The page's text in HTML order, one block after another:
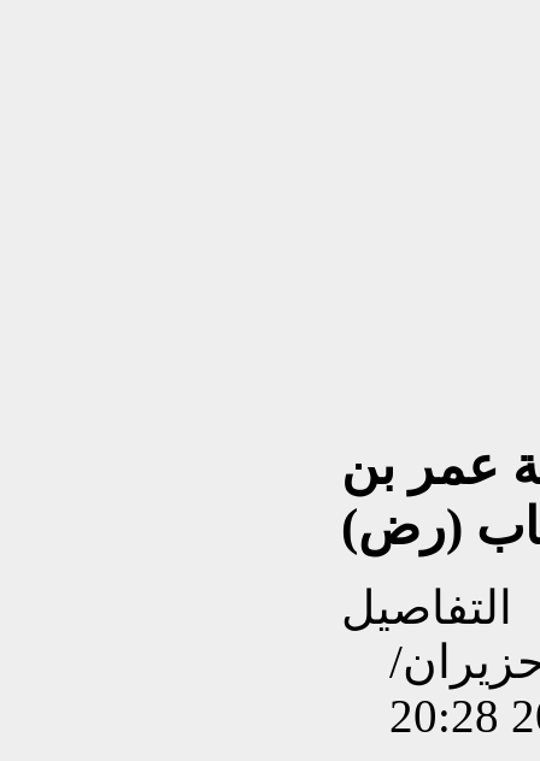
عمر بن
(رض)
التفاصيل
بتاريخ الإثنين, 22 حزيران/